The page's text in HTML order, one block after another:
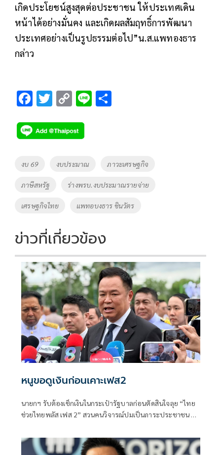
เกิดประโยชน์สูงสุดต่อประชาชน ให้ประเทศเดิน
หน้าได้อย่างมั่นคง และเกิดผลสัมฤทธิ์การพัฒนา
ประเทศอย่างเป็นรูปธรรมต่อไป”น.ส.แพทองธาร
กล่าว
F
e
b
o
o
k
T
tt
er
C
p
y
Li
k
Li
Tags
งบ 69 งบประมาณ ภาวะเศรษฐกิจ
ภาษีสหรัฐ ร่างพรบ.งบประมาณรายจ่าย
เศรษฐกิจไทย แพทอบงธาร ชินวัตร
ข่าวที่เกี่ยวข้อง
หนูขอดูเงินก่อนเคาะเฟส2
นายกฯ รับต้องเช็กเงินในกระเป๋ารัฐบาลก่อนตัดสินใจลุย “ไทย
ช่วยไทยพลัส เฟส 2” สวนคนวิจารณ์ปมเป็นภาระประชาชน ชี้
ไทยพลัสหรือไม่